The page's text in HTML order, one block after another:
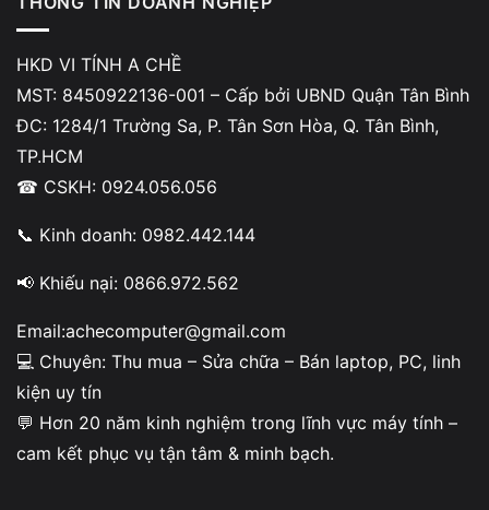
Mức độ hư hỏng phần cứng hoặc phần mềm
Lỗi phần mềm thường xử lý nhanh và chi phí thấp hơn lỗi
liên quan nguồn hoặc mainboard. Vì vậy khi mang máy
nơi sửa laptop uy tín tphcm
, bạn nên yêu cầu kiểm
HKD VI TÍNH A CHỀ
MST: 8450922136-001 – Cấp bởi UBND Quận Tân Bình
ĐC: 1284/1 Trường Sa, P. Tân Sơn Hòa, Q. Tân Bình,
TP.HCM
☎ CSKH: 0924.056.056
📞 Kinh doanh: 0982.442.144
📢 Khiếu nại: 0866.972.562
Email:achecomputer@gmail.com
💻 Chuyên: Thu mua – Sửa chữa – Bán laptop, PC, linh
kiện uy tín
💬 Hơn 20 năm kinh nghiệm trong lĩnh vực máy tính –
cam kết phục vụ tận tâm & minh bạch.